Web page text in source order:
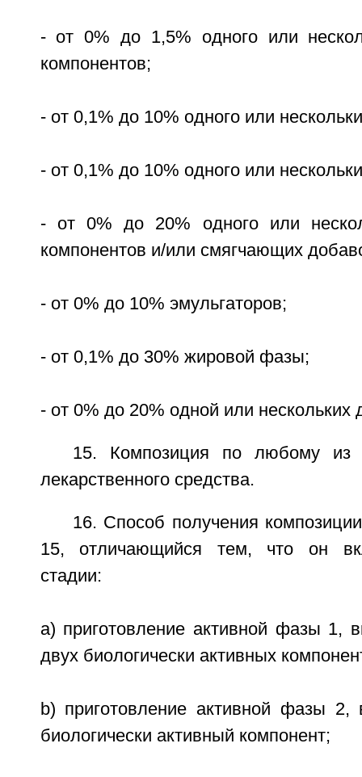
- от 0% до 1,5% одного или
компонентов;
- от 0,1% до 10% одного или
- от 0,1% до 10% одного или
- от 0% до 20% одного или
компонентов и/или смягчающих
- от 0% до 10% эмульгаторов;
- от 0,1% до 30% жировой фазы;
- от 0% до 20% одной или нескольких
15. Композиция по любому из
лекарственного средства.
16. Способ получения
15, отличающийся тем, что он
стадии:
a) приготовление активной фазы 1,
двух биологически активных
b) приготовление активной фазы
биологически активный компонент;